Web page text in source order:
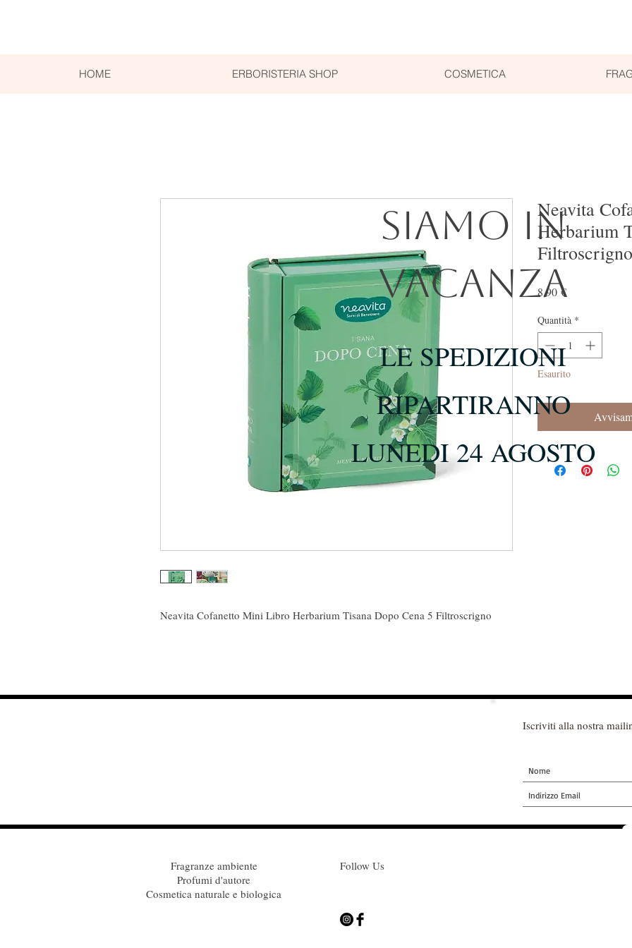
HOME ERBORISTERIA SHOP COSMETICA
Neavita Cofanetto Mini Libro Herbarium Tisana Dopo Cena 5 Filtroscrigno
Neavita
Herbarium
Filtroscrigno
8,90 €Prezzo
Quantità *
Esaurito
SIAMO IN
VACANZA
LE SPEDIZIONI
RIPARTIRANNO
LUNEDI 24 AGOSTO
Fragranze ambiente
Profumi d'autore
Cosmetica naturale e biologica
Follow Us
Iscriviti alla nostra